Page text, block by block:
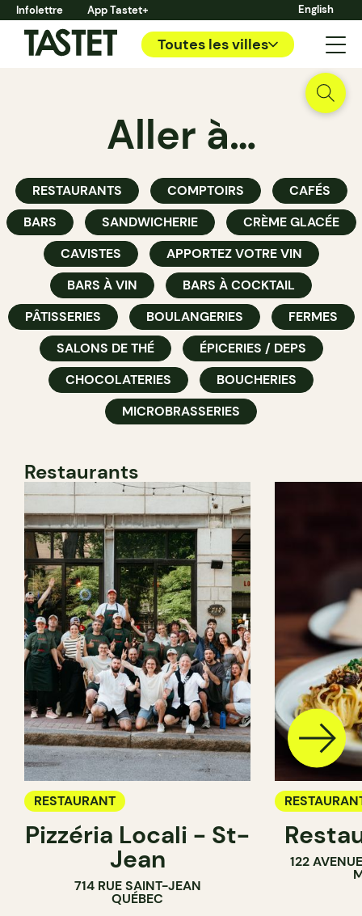
Infolettre App Tastet+ English
Toutes les villes
Aller à…
RESTAURANTS COMPTOIRS
CAFÉS
BARS
SANDWICHERIE
CRÈME GLACÉE
CAVISTES
APPORTEZ VOTRE VIN
BARS À VIN
BARS À COCKTAIL
PÂTISSERIES
BOULANGERIES
FERMES
SALONS DE THÉ
ÉPICERIES / DEPS
CHOCOLATERIES
BOUCHERIES
MICROBRASSERIES
Restaurants
RESTAURANT
Pizzéria Locali - St-
Jean
714 RUE SAINT-JEAN
QUÉBEC
122